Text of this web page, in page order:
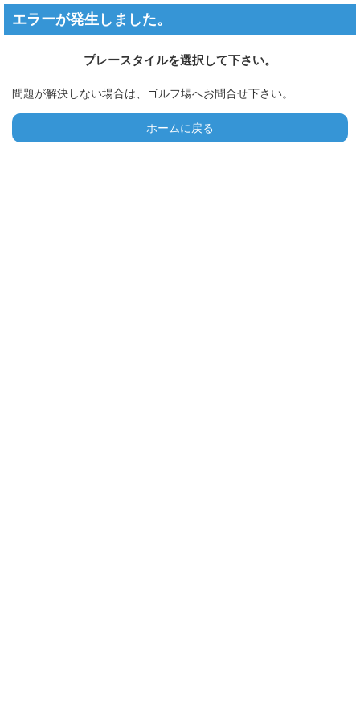
エラーが発生しました。
プレースタイルを選択して下さい。
問題が解決しない場合は、ゴルフ場へお問合せ下さい。
ホームに戻る